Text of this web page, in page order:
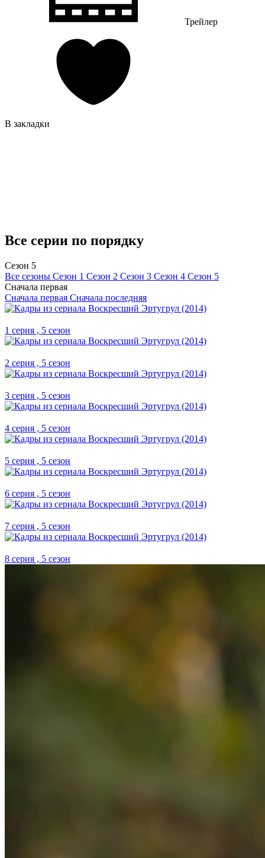
Трейлер
В закладки
Все серии по порядку
Сезон 5
Все сезоны Сезон 1 Сезон 2 Сезон 3 Сезон 4 Сезон 5
Сначала первая
Сначала первая Сначала последняя
1 серия , 5 сезон
2 серия , 5 сезон
3 серия , 5 сезон
4 серия , 5 сезон
5 серия , 5 сезон
6 серия , 5 сезон
7 серия , 5 сезон
8 серия , 5 сезон